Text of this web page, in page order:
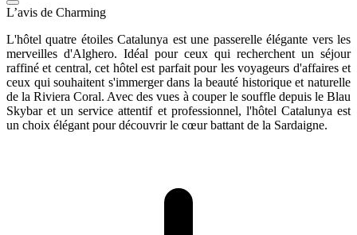
L’avis de Charming
L'hôtel quatre étoiles Catalunya est une passerelle élégante vers les
merveilles d'Alghero. Idéal pour ceux qui recherchent un séjour
raffiné et central, cet hôtel est parfait pour les voyageurs d'affaires et
ceux qui souhaitent s'immerger dans la beauté historique et naturelle
de la Riviera Coral. Avec des vues à couper le souffle depuis le Blau
Skybar et un service attentif et professionnel, l'hôtel Catalunya est
un choix élégant pour découvrir le cœur battant de la Sardaigne.